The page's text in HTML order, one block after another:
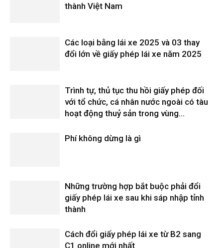
thành Việt Nam
Các loại bằng lái xe 2025 và 03 thay
đổi lớn về giấy phép lái xe năm 2025
Trình tự, thủ tục thu hồi giấy phép đối
với tổ chức, cá nhân nước ngoài có tàu
hoạt động thuỷ sản trong vùng...
Phí không dừng là gì
Những trường hợp bắt buộc phải đổi
giấy phép lái xe sau khi sáp nhập tỉnh
thành
Cách đổi giấy phép lái xe từ B2 sang
C1 online mới nhất